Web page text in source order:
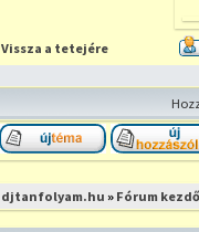
Vissza a tetejére
Új téma nyitása
djtanfolyam.hu » Fórum